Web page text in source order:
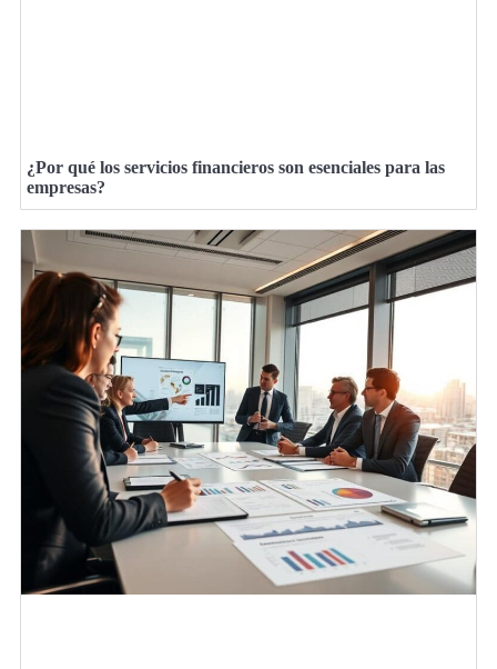
¿Por qué los servicios financieros son esenciales para las
empresas?